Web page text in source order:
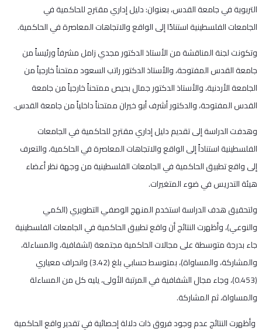
التربوية في جامعة القدس، بعنوان: دليل إداري مقترح للحاكمية في
الجامعات الفلسطينية استنادًا إلى الواقع والاتجاهات المعاصرة في الحاكمية.
وتكونت لجنة المناقشة من الأستاذ الدكتور مجدي زامل مشرفاً ورئيساً من
جامعة القدس المفتوحة، والأستاذ الدكتور راتب السعود ممتحناً خارجياً من
الجامعة الأردنية، والأستاذ الدكتور جمال بحيص ممتحناً خارجياً من جامعة
القدس المفتوحة، والدكتور أشرف أبو خيران ممتحناً داخلياً من جامعة القدس.
وهدفت الدراسة إلى تقديم دليل إداري مقترح للحاكمية في الجامعات
الفلسطينية استناداً إلى الواقع والاتجاهات المعاصرة في الحاكمية، والتعرف
إلى واقع تطبيق الحاكمية في الجامعات الفلسطينية من وجهة نظر أعضاء
هيئة التدريس في ضوء المتغيرات.
ولتحقيق هدف الدراسة استخدم المنهج الوصفي التطويري (الكمي
والنوعي)، وأظهرت النتائج أن واقع تطبيق الحاكمية في الجامعات الفلسطينية
جاء بدرجة متوسطة على مجالات الحاكمية مجتمعة (لشفافية، والمساءلة،
والمشاركة، والمساواة)، بمتوسط حسابي بلغ (3.42) وانحراف معياري
(0.453)، وجاء مجال الشفافية في المرتبة الأولى، يليه كل من المساءلة
والمساواة، ثم المشاركة.
وأظهرت النتائج عدم وجود فروق ذات دلالة إحصائية في تقدير واقع الحاكمية